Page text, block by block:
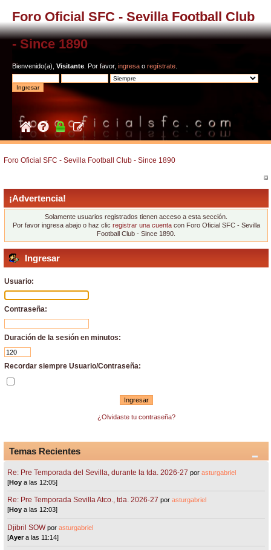
Foro Oficial SFC - Sevilla Football Club
- Since 1890
Bienvenido(a), Visitante . Por favor, ingresa o regístrate
Foro Oficial SFC - Sevilla Football Club - Since 1890
¡Advertencia!
Solamente usuarios registrados tienen acceso a esta sección.
Por favor ingresa abajo o haz clic registrar una cuentacon Foro Oficial SFC - Sevilla
Football Club - Since 1890.
Ingresar
Usuario:
Contraseña:
Duración de la sesión en minutos:
Recordar siempre Usuario/Contraseña:
¿Olvidaste tu contraseña?
Temas Recientes
Re: Pre Temporada del Sevilla, durante la tda. 2026-27 porasturgabriel
[Hoy a las 12:05]
Re: Pre Temporada Sevilla Atco., tda. 2026-27 porasturgabriel
[Hoy a las 12:03]
Djibril SOW porasturgabriel
[Ayera las 11:14]